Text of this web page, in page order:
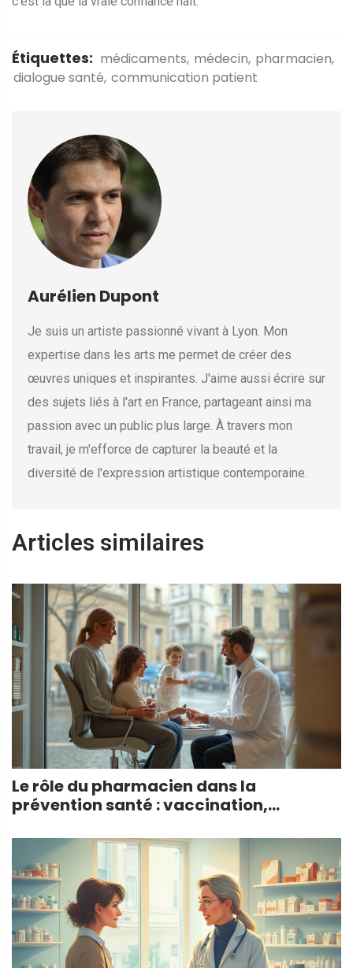
Étiquettes: médicaments médecin pharmacien
dialogue santé communication patient
Aurélien Dupont
Je suis un artiste passionné vivant à Lyon. Mon
expertise dans les arts me permet de créer des
œuvres uniques et inspirantes. J'aime aussi écrire sur
des sujets liés à l'art en France, partageant ainsi ma
passion avec un public plus large. À travers mon
travail, je m'efforce de capturer la beauté et la
diversité de l'expression artistique contemporaine.
Articles similaires
Le rôle du pharmacien dans la
prévention santé : vaccination,